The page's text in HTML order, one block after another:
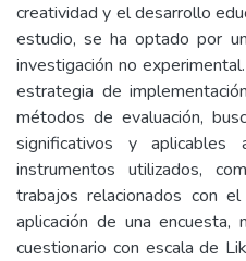
creatividad y el desarrollo
estudio, se ha optado por
investigación no
estrategia de
métodos de evaluación,
significativos y aplicables
instrumentos utilizados,
trabajos relacionados con
aplicación de una
cuestionario con escala de